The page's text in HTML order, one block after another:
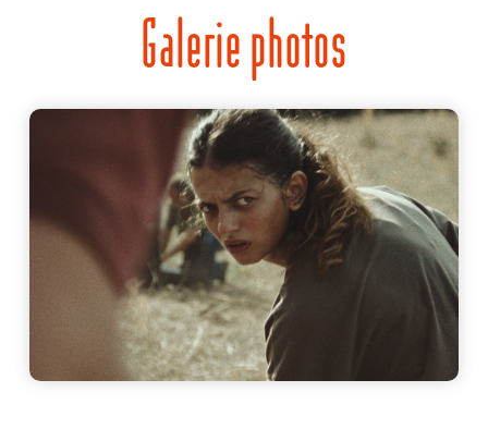
Galerie photos